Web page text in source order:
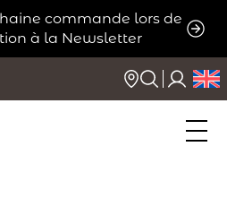
commande lors de
à la Newsletter